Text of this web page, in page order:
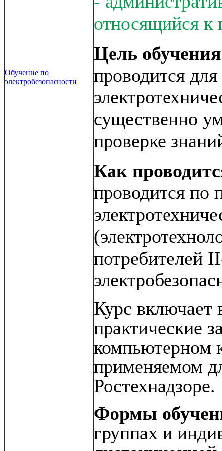
Обучение по
электробезопасности
относящийся к
Цель обучения
проводится
существенно
проверке
Как
проводится по
потребителей
Курс включает
практические
применяемом
Ростехнадзоре.
Формы
группах и